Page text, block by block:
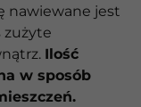
nawiewane jest
zużyte
Ilość
w sposób